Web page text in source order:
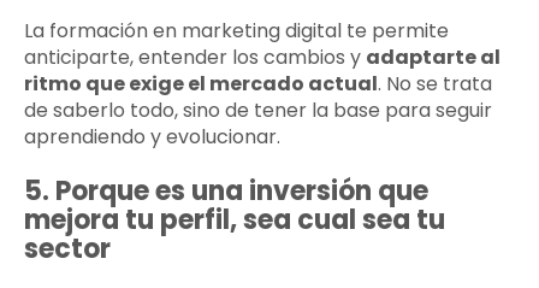
La formación en marketing digital te permite
anticiparte, entender los cambios y adaptarte al
ritmo que exige el mercado actual. No se trata
de saberlo todo, sino de tener la base para seguir
aprendiendo y evolucionar.
5. Porque es una inversión que
mejora tu perfil, sea cual sea tu
sector